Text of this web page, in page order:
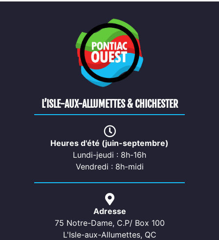
L’ISLE-AUX-ALLUMETTES & CHICHESTER
Heures d'été (juin-septembre)
Lundi-jeudi : 8h-16h
Vendredi : 8h-midi
Adresse
75 Notre-Dame, C.P/ Box 100
L'Isle-aux-Allumettes, QC